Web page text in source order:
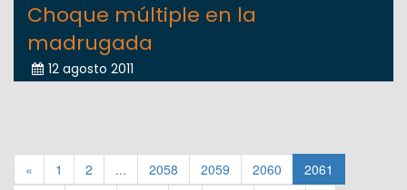
Choque múltiple en la
madrugada
12 agosto 2011
« 1 2 ... 2058 2059 2060
2061